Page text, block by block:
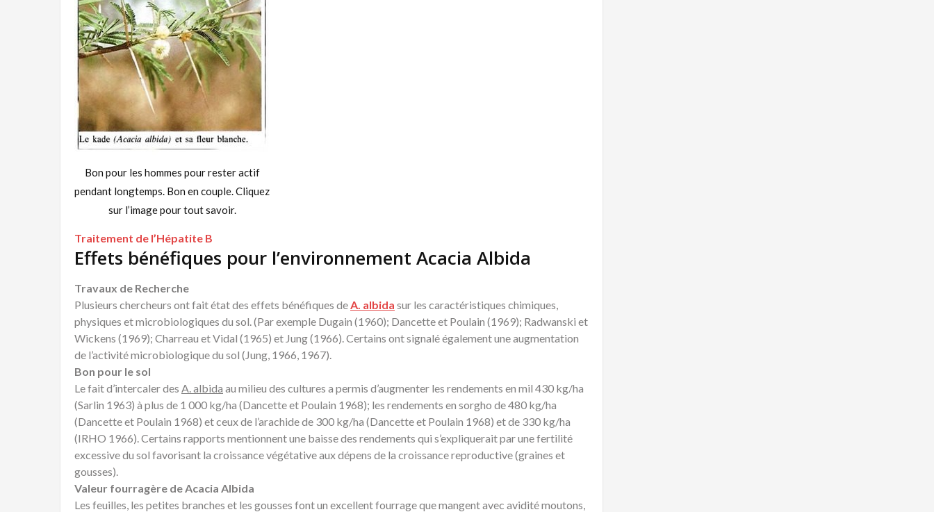
Bon pour les hommes pour rester actif
pendant longtemps. Bon en couple. Cliquez
sur l’image pour tout savoir.
Traitement de l’Hépatite B
Effets bénéfiques pour l’environnement Acacia Albida
Travaux de Recherche
Plusieurs chercheurs ont fait état des effets bénéfiques deA. albida sur les caractéristiques chimiques,
physiques et microbiologiques du sol. (Par exemple Dugain (1960); Dancette et Poulain (1969); Radwanski et
Wickens (1969); Charreau et Vidal (1965) et Jung (1966). Certains ont signalé également une augmentation
de l’activité microbiologique du sol (Jung, 1966, 1967).
Bon pour le sol
Le fait d’intercaler des A. albida au milieu des cultures a permis d’augmenter les rendements en mil 430 kg/ha
(Sarlin 1963) à plus de 1 000 kg/ha (Dancette et Poulain 1968); les rendements en sorgho de 480 kg/ha
(Dancette et Poulain 1968) et ceux de l’arachide de 300 kg/ha (Dancette et Poulain 1968) et de 330 kg/ha
(IRHO 1966). Certains rapports mentionnent une baisse des rendements qui s’expliquerait par une fertilité
excessive du sol favorisant la croissance végétative aux dépens de la croissance reproductive (graines et
gousses).
Valeur fourragère de Acacia Albida
Les feuilles, les petites branches et les gousses font un excellent fourrage que mangent avec avidité moutons,